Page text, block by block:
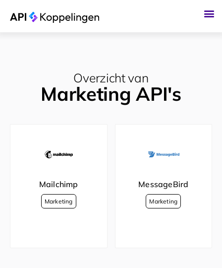
Overzicht van
Marketing API's
Mailchimp MessageBird